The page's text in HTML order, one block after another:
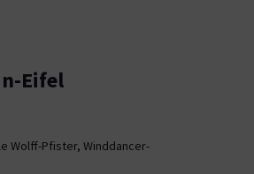
Eifel
Wolff-Pfister, Winddancer-